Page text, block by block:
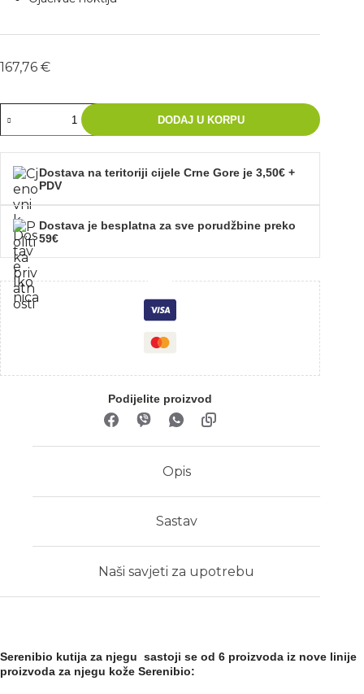
167,76 €
DODAJ U KORPU
Dostava na teritoriji cijele Crne Gore je 3,50€ +
PDV
Dostava je besplatna za sve porudžbine preko
59€
Podijelite proizvod
Opis
Sastav
Naši savjeti za upotrebu
Serenibio kutija za njegu sastoji se od 6 proizvoda iz nove linije
proizvoda za njegu kože Serenibio: